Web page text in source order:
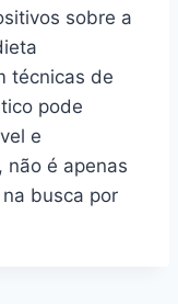
sobre a
técnicas de
pode
e
não é apenas
busca por